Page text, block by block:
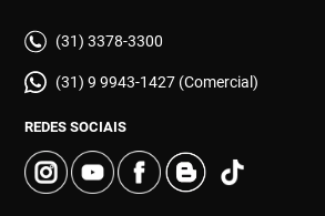
(31) 3378-3300
(31) 9 9943-1427 (Comercial)
REDES SOCIAIS